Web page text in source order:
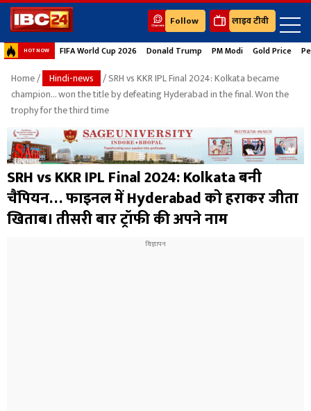
Follow लाइव टीवी
HOT NOW FIFA World Cup 2026 Donald Trump PM Modi Gold Price
Home/ Hindi-news
/ SRH vs KKR IPL Final 2024: Kolkata became
champion... won the title by defeating Hyderabad in the final. Won the
trophy for the third time
SRH vs KKR IPL Final 2024: Kolkata बनी
चैंपियन… फाइनल में Hyderabad को हराकर जीता
खिताब। तीसरी बार ट्रॉफी की अपने नाम